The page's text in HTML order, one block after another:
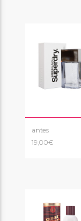
antes
19,00€